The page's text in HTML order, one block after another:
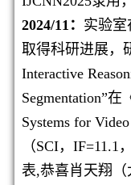
2024/11： 实验
取得科研进展，
Interactive
Segmentation”在
Systems for
（SCI，
表,恭喜肖天翔（